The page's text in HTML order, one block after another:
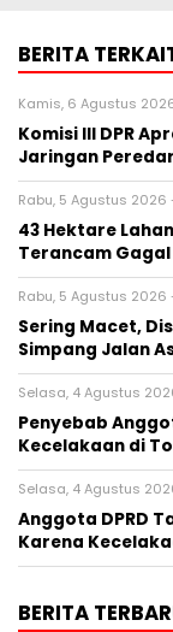
BERITA
Kamis, 6 Agustus 2026
Komisi III DPR
Jaringan
Rabu, 5 Agustus 2026
43 Hektare
Terancam
Rabu, 5 Agustus 2026
Sering Macet,
Simpang Jalan
Selasa, 4 Agustus
Penyebab
Kecelakaan di
Selasa, 4 Agustus
Anggota DPRD
Karena
BERITA